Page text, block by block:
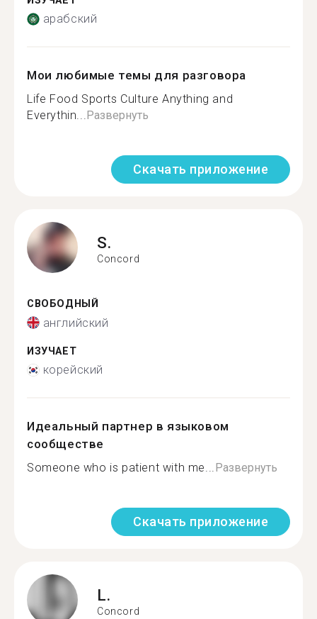
арабский
Мои любимые темы для разговора
Life Food Sports Culture Anything and
Everythin...Развернуть
Скачать приложение
S.
Concord
СВОБОДНЫЙ
английский
ИЗУЧАЕТ
корейский
Идеальный партнер в языковом
сообществе
Someone who is patient with me...Развернуть
Скачать приложение
L.
Concord